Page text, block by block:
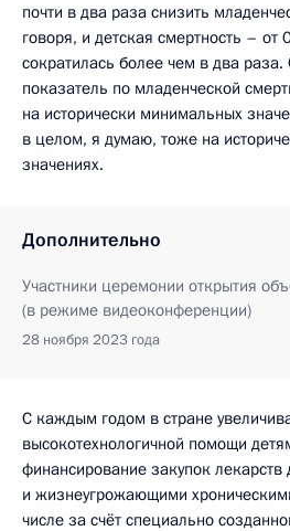
почти в два раза снизить
говоря, и детская смертность –
сократилась более чем в два
показатель по младенческой
на исторически минимальных
в целом, я думаю, тоже на
значениях.
Дополнительно
Участники церемонии открытия
(в режиме видеоконференции)
28 ноября 2023 года
С каждым годом в стране
высокотехнологичной помощи
финансирование закупок
и жизнеугрожающими
числе за счёт специально